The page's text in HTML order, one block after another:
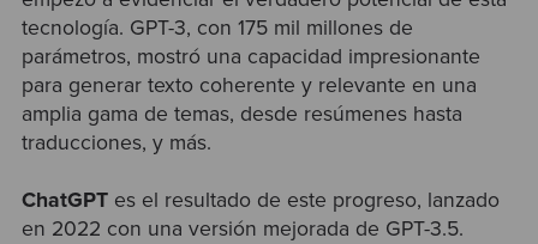
tecnología. GPT-3, con 175 mil millones de
parámetros, mostró una capacidad impresionante
para generar texto coherente y relevante en una
amplia gama de temas, desde resúmenes hasta
traducciones, y más.
ChatGPT es el resultado de este progreso, lanzado
en 2022 con una versión mejorada de GPT-3.5.